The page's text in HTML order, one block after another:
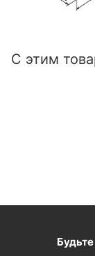
С этим